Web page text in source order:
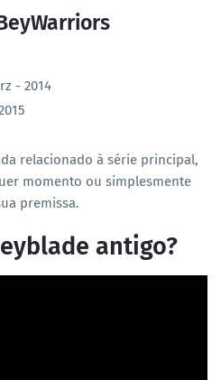
- 2014
relacionado à série principal,
momento ou simplesmente
premissa.
antigo?